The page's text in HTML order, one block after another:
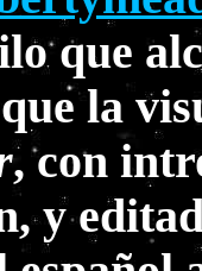
que
la
, con
y